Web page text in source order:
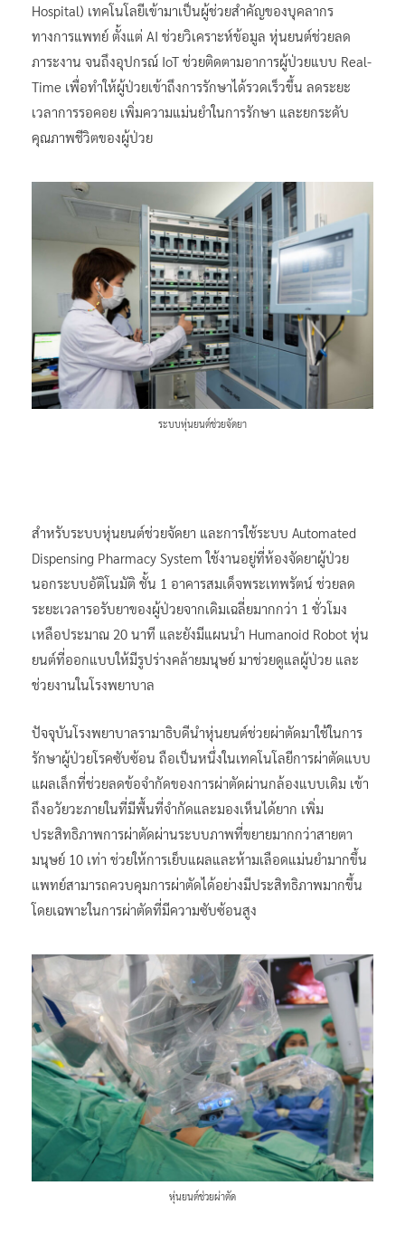
Hospital) เทคโนโลยีเข้ามาเป็นผู้ช่วยสำคัญของบุคลากร
ทางการแพทย์ ตั้งแต่ AI ช่วยวิเคราะห์ข้อมูล หุ่นยนต์ช่วยลด
ภาระงาน จนถึงอุปกรณ์ IoT ช่วยติดตามอาการผู้ป่วยแบบ Real-
Time เพื่อทำให้ผู้ป่วยเข้าถึงการรักษาได้รวดเร็วขึ้น ลดระยะ
เวลาการรอคอย เพิ่มความแม่นยำในการรักษา และยกระดับ
คุณภาพชีวิตของผู้ป่วย
ระบบหุ่นยนต์ช่วยจัดยา
สำหรับระบบหุ่นยนต์ช่วยจัดยา และการใช้ระบบ Automated
Dispensing Pharmacy System ใช้งานอยู่ที่ห้องจัดยาผู้ป่วย
นอกระบบอัติโนมัติ ชั้น 1 อาคารสมเด็จพระเทพรัตน์ ช่วยลด
ระยะเวลารอรับยาของผู้ป่วยจากเดิมเฉลี่ยมากกว่า 1 ชั่วโมง
เหลือประมาณ 20 นาที และยังมีแผนนำ Humanoid Robot หุ่น
ยนต์ที่ออกแบบให้มีรูปร่างคล้ายมนุษย์ มาช่วยดูแลผู้ป่วย และ
ช่วยงานในโรงพยาบาล
ปัจจุบันโรงพยาบาลรามาธิบดีนำหุ่นยนต์ช่วยผ่าตัดมาใช้ในการ
รักษาผู้ป่วยโรคซับซ้อน ถือเป็นหนึ่งในเทคโนโลยีการผ่าตัดแบบ
แผลเล็กที่ช่วยลดข้อจำกัดของการผ่าตัดผ่านกล้องแบบเดิม เข้า
ถึงอวัยวะภายในที่มีพื้นที่จำกัดและมองเห็นได้ยาก เพิ่ม
ประสิทธิภาพการผ่าตัดผ่านระบบภาพที่ขยายมากกว่าสายตา
มนุษย์ 10 เท่า ช่วยให้การเย็บแผลและห้ามเลือดแม่นยำมากขึ้น
แพทย์สามารถควบคุมการผ่าตัดได้อย่างมีประสิทธิภาพมากขึ้น
โดยเฉพาะในการผ่าตัดที่มีความซับซ้อนสูง
หุ่นยนต์ช่วยผ่าตัด